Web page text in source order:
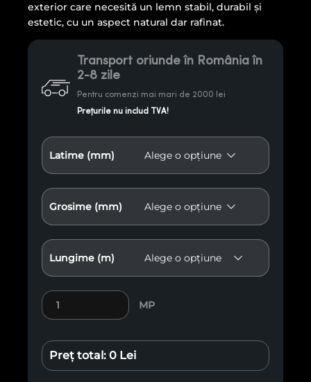
exterior care necesită un lemn stabil, durabil și
estetic, cu un aspect natural dar rafinat.
Transport oriunde în România în
2-8 zile
Pentru comenzi mai mari de 2000 lei
Prețurile nu includ TVA!
Latime (mm)
Grosime (mm)
Lungime (m)
Cantitate Lambriu Pin Radiata TH V3
MP
Preț total: 0 Lei